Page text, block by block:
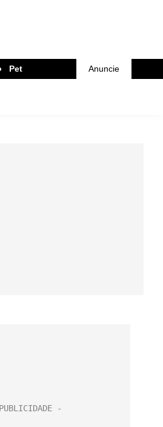
Pet Anuncie